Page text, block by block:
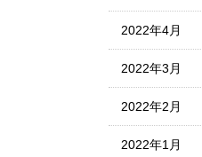
2022年4月
2022年3月
2022年2月
2022年1月